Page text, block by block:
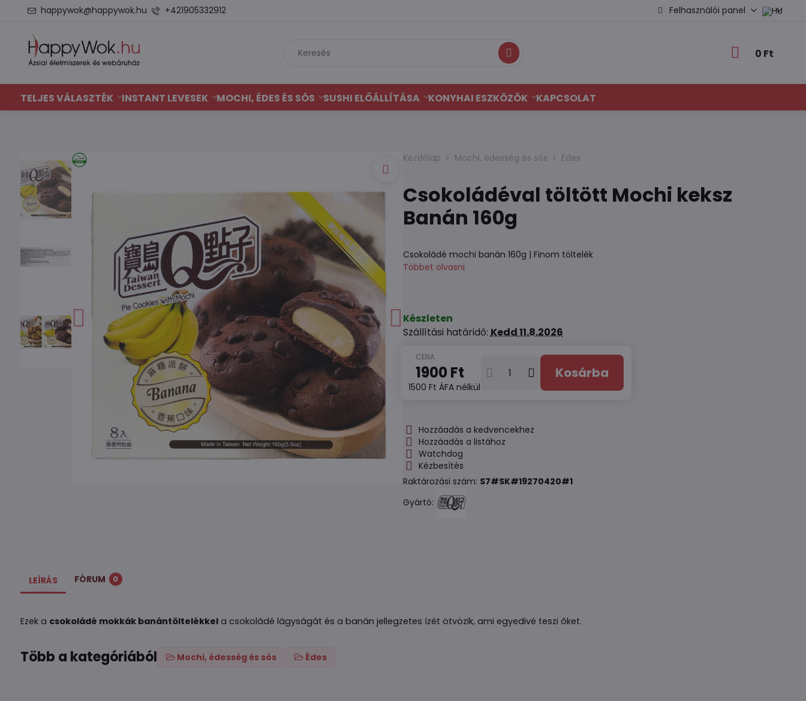
happywok@happywok.hu +421905332912 Felhasználói panel
Keresés 0 Ft
TELJES VÁLASZTÉK INSTANT LEVESEK MOCHI, ÉDES ÉS SÓS SUSHI ELŐÁLLÍTÁSA KONYHAI ESZKÖZÖK KAPCSOLAT
Kezdőlap Mochi, édesség és sós Édes
Csokoládéval töltött Mochi keksz
Banán 160g
Csokoládé mochi banán 160g | Finom töltelék
Többet olvasni
Készleten
Szállítási határidő:Kedd11.8.2026
1900 Ft
1500 Ft ÁFA nélkül
Kosárba
Hozzáadás a kedvencekhez
Hozzáadás a listához
Watchdog
Kézbesítés
Raktározási szám: S7#SK#19270420#1
Gyártó:
LEÍRÁS FÓRUM 0
Ezek a csokoládé mokkák banántöltelékkela csokoládé lágyságát és a banán jellegzetes ízét ötvözik, ami egyedivé teszi őket.
Több a kategóriából Mochi, édesség és sós Édes